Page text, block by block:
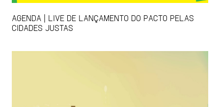
AGENDA | LIVE DE LANÇAMENTO DO PACTO PELAS
CIDADES JUSTAS